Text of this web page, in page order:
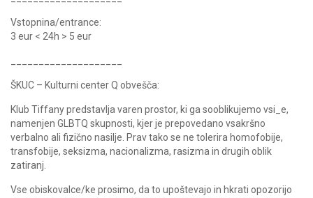
Vstopnina/entrance:
3 eur < 24h > 5 eur
ŠKUC – Kulturni center Q obvešča:
Klub Tiffany predstavlja varen prostor, ki ga sooblikujemo vsi_e,
namenjen GLBTQ skupnosti, kjer je prepovedano vsakršno
verbalno ali fizično nasilje. Prav tako se ne tolerira homofobije,
transfobije, seksizma, nacionalizma, rasizma in drugih oblik
zatiranj.
Vse obiskovalce/ke prosimo, da to upoštevajo in hkrati opozorijo